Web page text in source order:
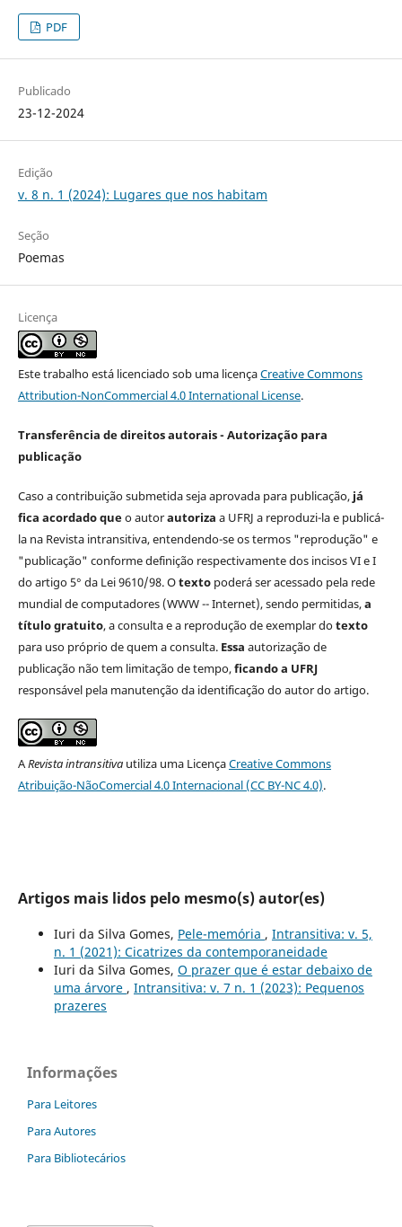
PDF
Publicado
23-12-2024
Edição
v. 8 n. 1 (2024): Lugares que nos habitam
Seção
Poemas
Licença
Este trabalho está licenciado sob uma licençaCreative Commons
Attribution-NonCommercial 4.0 International License.
Transferência de direitos autorais - Autorização para
publicação
Caso a contribuição submetida seja aprovada para publicação, já
fica acordado queo autorautoriza a UFRJ a reproduzi-la e publicá-
la na Revista intransitiva, entendendo-se os termos "reprodução" e
"publicação" conforme definição respectivamente dos incisos VI e I
do artigo 5° da Lei 9610/98. Otexto poderá ser acessado pela rede
mundial de computadores (WWW -- Internet), sendo permitidas,a
título gratuito, a consulta e a reprodução de exemplar dotexto
para uso próprio de quem a consulta. Essa autorização de
publicação não tem limitação de tempo,ficando a UFRJ
responsável pela manutenção da identificação do autor do artigo.
ARevista intransitiva utiliza uma LicençaCreative Commons
Atribuição-NãoComercial 4.0 Internacional (CC BY-NC 4.0).
Artigos mais lidos pelo mesmo(s) autor(es)
Iuri da Silva Gomes, Pele-memória , Intransitiva: v. 5,
n. 1 (2021): Cicatrizes da contemporaneidade
Iuri da Silva Gomes, O prazer que é estar debaixo de
uma árvore , Intransitiva: v. 7 n. 1 (2023): Pequenos
prazeres
Informações
Para Leitores
Para Autores
Para Bibliotecários